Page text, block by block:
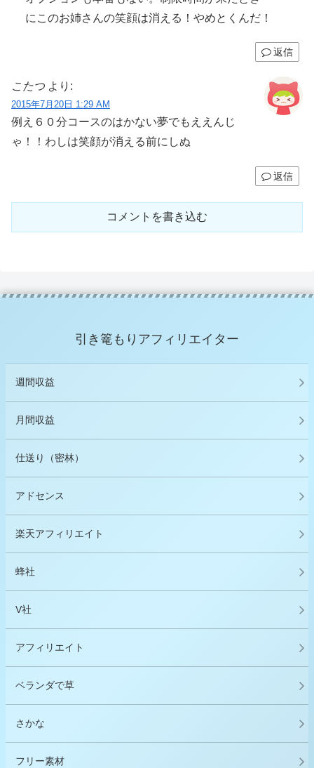
にこのお姉さんの笑顔は消える！やめとくんだ！
返信
こたつ より:
2015年7月20日 1:29 AM
例え６０分コースのはかない夢でもええんじ
ゃ！！わしは笑顔が消える前にしぬ
返信
コメントを書き込む
引き篭もりアフィリエイター
週間収益
月間収益
仕送り（密林）
アドセンス
楽天アフィリエイト
蜂社
V社
アフィリエイト
ベランダで草
さかな
フリー素材